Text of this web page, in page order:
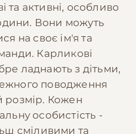
активні, особливо
Вони можуть
на своє ім'я та
Карликові
ладнають з дітьми,
поводження
розмір. Кожен
особистість -
сміливими та